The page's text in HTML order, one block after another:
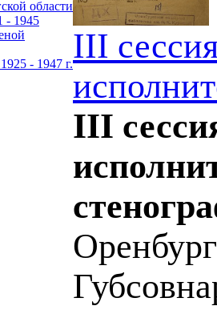
области
- 1945
- 1947 г.III
III